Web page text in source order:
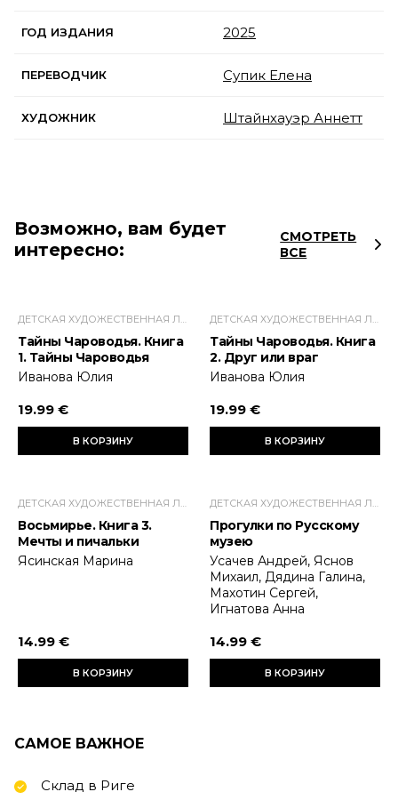
ГОД ИЗДАНИЯ 2025
ПЕРЕВОДЧИК Супик Елена
ХУДОЖНИК Штайнхауэр Аннетт
Возможно, вам будет
интересно:
СМОТРЕТЬ
ВСЕ
ДЕТСКАЯ ХУДОЖЕСТВЕННАЯ ЛИТЕРАТУРА
Тайны Чароводья. Книга
1. Тайны Чароводья
Иванова Юлия
19.99 €
В КОРЗИНУ
ДЕТСКАЯ ХУДОЖЕСТВЕННАЯ ЛИТЕРАТУРА
Тайны Чароводья. Книга
2. Друг или враг
Иванова Юлия
19.99 €
В КОРЗИНУ
ДЕТСКАЯ ХУДОЖЕСТВЕННАЯ ЛИТЕРАТУРА
Восьмирье. Книга 3.
Мечты и пичальки
Ясинская Марина
14.99 €
В КОРЗИНУ
ДЕТСКАЯ ХУДОЖЕСТВЕННАЯ ЛИТЕРАТУРА
Прогулки по Русскому
музею
Усачев Андрей, Яснов
Михаил, Дядина Галина,
Махотин Сергей,
Игнатова Анна
14.99 €
В КОРЗИНУ
САМОЕ ВАЖНОЕ
Склад в Риге